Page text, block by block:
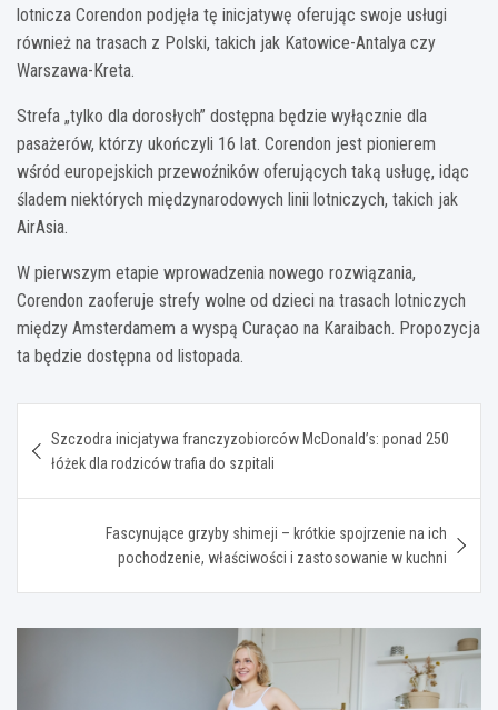
lotnicza Corendon podjęła tę inicjatywę oferując swoje usługi
również na trasach z Polski, takich jak Katowice-Antalya czy
Warszawa-Kreta.
Strefa „tylko dla dorosłych” dostępna będzie wyłącznie dla
pasażerów, którzy ukończyli 16 lat. Corendon jest pionierem
wśród europejskich przewoźników oferujących taką usługę, idąc
śladem niektórych międzynarodowych linii lotniczych, takich jak
AirAsia.
W pierwszym etapie wprowadzenia nowego rozwiązania,
Corendon zaoferuje strefy wolne od dzieci na trasach lotniczych
między Amsterdamem a wyspą Curaçao na Karaibach. Propozycja
ta będzie dostępna od listopada.
wpisu
Szczodra inicjatywa franczyzobiorców McDonald’s: ponad 250
łóżek dla rodziców trafia do szpitali
Fascynujące grzyby shimeji – krótkie spojrzenie na ich
pochodzenie, właściwości i zastosowanie w kuchni